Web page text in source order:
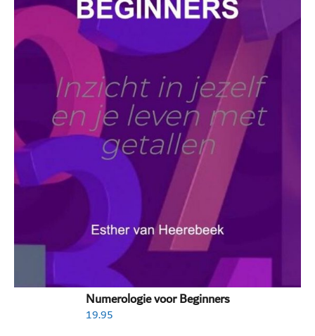
Numerologie voor Beginners
19.95